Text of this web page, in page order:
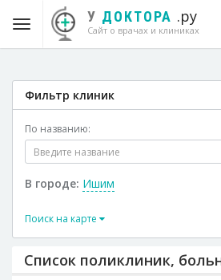
У ДОКТОРА .ру
Сайт о врачах и клиниках
Фильтр клиник
По названию:
В городе: Ишим
Поиск на карте
Список поликлиник,